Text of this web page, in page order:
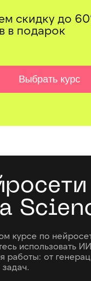
скидку до
в подарок
Выбрать курс
курсе по
использовать
работы: от